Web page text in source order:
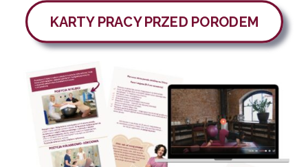
KARTY PRACY PRZED PORODEM